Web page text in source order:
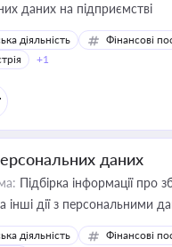
даних на підприємстві
діяльність
Фінансові
+1
даних
Підбірка інформації про
інші дії з персональними
діяльність
Фінансові